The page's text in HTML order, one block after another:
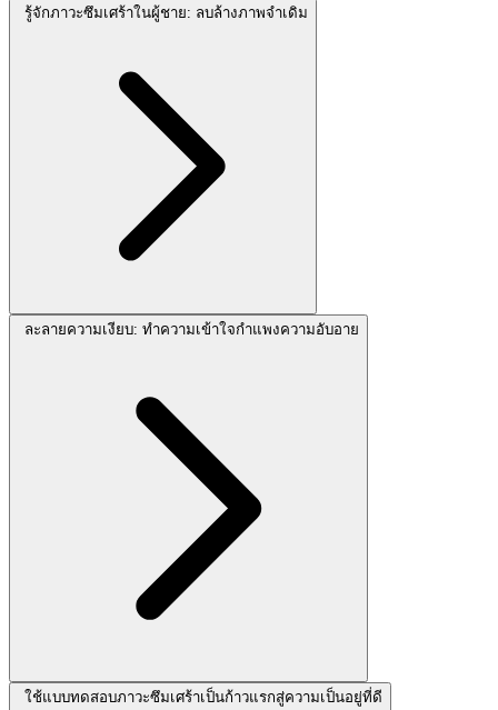
รู้จักภาวะซึมเศร้าในผู้ชาย: ลบล้างภาพจำเดิม
ละลายความเงียบ: ทำความเข้าใจกำแพงความอับอาย
ใช้แบบทดสอบภาวะซึมเศร้าเป็นก้าวแรกสู่ความเป็นอยู่ที่ดี